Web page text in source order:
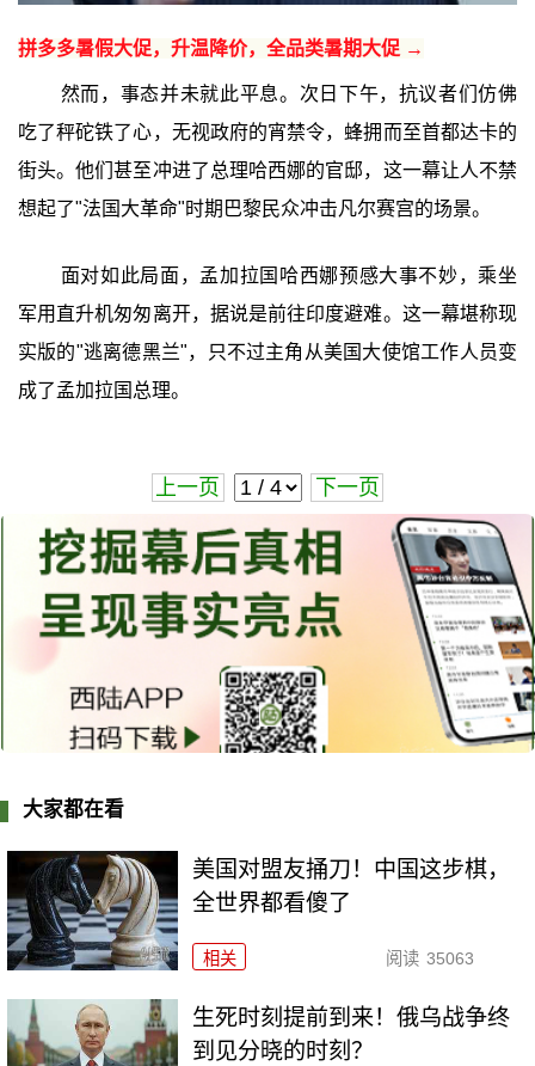
拼多多暑假大促，升温降价，全品类暑期大促 →
然而，事态并未就此平息。次日下午，抗议者们仿佛
吃了秤砣铁了心，无视政府的宵禁令，蜂拥而至首都达卡的
街头。他们甚至冲进了总理哈西娜的官邸，这一幕让人不禁
想起了"法国大革命"时期巴黎民众冲击凡尔赛宫的场景。
面对如此局面，孟加拉国哈西娜预感大事不妙，乘坐
军用直升机匆匆离开，据说是前往印度避难。这一幕堪称现
实版的"逃离德黑兰"，只不过主角从美国大使馆工作人员变
成了孟加拉国总理。
上一页 下一页
大家都在看
美国对盟友捅刀！中国这步棋，
全世界都看傻了
相关 阅读 35063
生死时刻提前到来！俄乌战争终
到见分晓的时刻？